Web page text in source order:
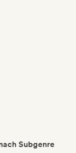
Subgenre